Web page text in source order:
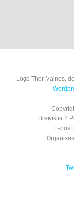
Logo Thor Malnes,
Breiviklia 2
E-post